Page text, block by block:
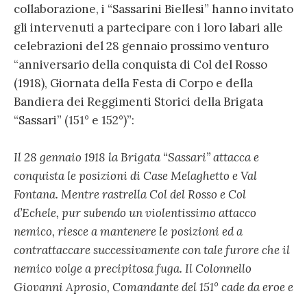
collaborazione, i “Sassarini Biellesi” hanno invitato
gli intervenuti a partecipare con i loro labari alle
celebrazioni del 28 gennaio prossimo venturo
“anniversario della conquista di Col del Rosso
(1918), Giornata della Festa di Corpo e della
Bandiera dei Reggimenti Storici della Brigata
“Sassari” (151° e 152°)”:
Il 28 gennaio 1918 la Brigata “Sassari” attacca e
conquista le posizioni di Case Melaghetto e Val
Fontana. Mentre rastrella Col del Rosso e Col
d’Echele, pur subendo un violentissimo attacco
nemico, riesce a mantenere le posizioni ed a
contrattaccare successivamente con tale furore che il
nemico volge a precipitosa fuga. Il Colonnello
Giovanni Aprosio, Comandante del 151° cade da eroe e